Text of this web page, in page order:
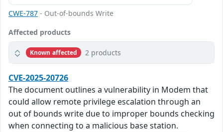
CWE-787 - Out-of-bounds Write
Affected products
Known affected 2 products
CVE-2025-20726
The document outlines a vulnerability in Modem that
could allow remote privilege escalation through an
out of bounds write due to improper bounds checking
when connecting to a malicious base station.